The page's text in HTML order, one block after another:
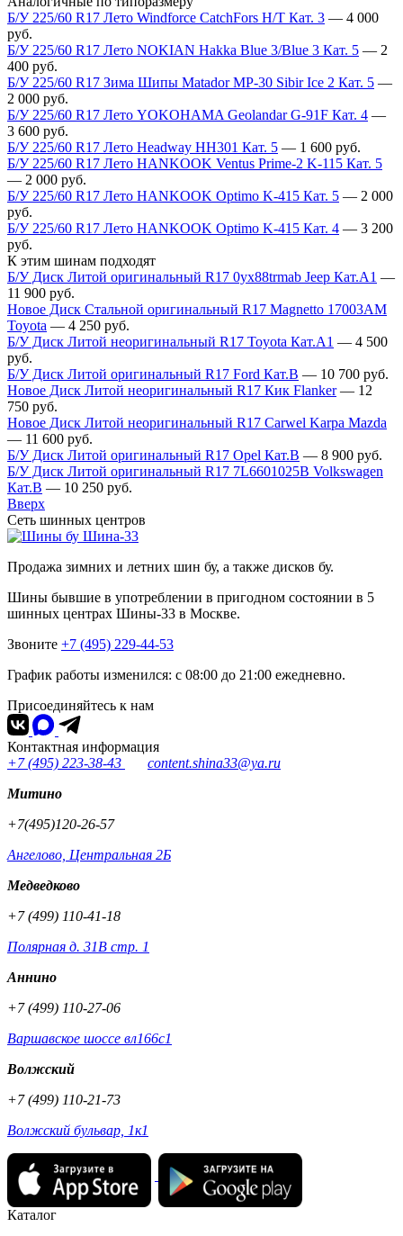
Б/У 225/60 R17 Лето Windforce CatchFors H/T Кат. 3 — 4 000
руб.
Б/У 225/60 R17 Лето NOKIAN Hakka Blue 3/Blue 3 Кат. 5 — 2
400 руб.
Б/У 225/60 R17 Зима Шипы Matador MP-30 Sibir Ice 2 Кат. 5 —
2 000 руб.
Б/У 225/60 R17 Лето YOKOHAMA Geolandar G-91F Кат. 4 —
3 600 руб.
Б/У 225/60 R17 Лето Headway HH301 Кат. 5 — 1 600 руб.
Б/У 225/60 R17 Лето HANKOOK Ventus Prime-2 K-115 Кат. 5
— 2 000 руб.
Б/У 225/60 R17 Лето HANKOOK Optimo K-415 Кат. 5 — 2 000
руб.
Б/У 225/60 R17 Лето HANKOOK Optimo K-415 Кат. 4 — 3 200
руб.
К этим шинам подходят
Б/У Диск Литой оригинальный R17 0yx88trmab Jeep Кат.А1 —
11 900 руб.
Новое Диск Стальной оригинальный R17 Magnetto 17003АМ
Toyota — 4 250 руб.
Б/У Диск Литой неоригинальный R17 Toyota Кат.А1 — 4 500
руб.
Б/У Диск Литой оригинальный R17 Ford Кат.В — 10 700 руб.
Новое Диск Литой неоригинальный R17 Кик Flanker— 12
750 руб.
Новое Диск Литой неоригинальный R17 Carwel Karpa Mazda
— 11 600 руб.
Б/У Диск Литой оригинальный R17 Opel Кат.В — 8 900 руб.
Б/У Диск Литой оригинальный R17 7L6601025B Volkswagen
Кат.В — 10 250 руб.
Вверх
Сеть шинных центров
Шина-33
Продажа зимних и летних шин бу, а также дисков бу.
Шины бывшие в употреблении в пригодном состоянии в 5
шинных центрах Шины-33 в Москве.
Звоните +7 (495) 229-44-53
График работы изменился: с 08:00 до 21:00 ежедневно.
Присоединяйтесь к нам
Контактная информация
+7 (495) 223-38-43
content.shina33@ya.ru
Митино
+7(495)120-26-57
Ангелово, Центральная 2Б
Медведково
+7 (499) 110-41-18
Полярная д. 31В стр. 1
Аннино
+7 (499) 110-27-06
Варшавское шоссе вл166с1
Волжский
+7 (499) 110-21-73
Волжский бульвар, 1к1
Каталог